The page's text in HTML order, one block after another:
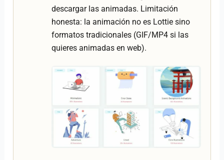
descargar las animadas. Limitación
honesta: la animación no es Lottie sino
formatos tradicionales (GIF/MP4 si las
quieres animadas en web).